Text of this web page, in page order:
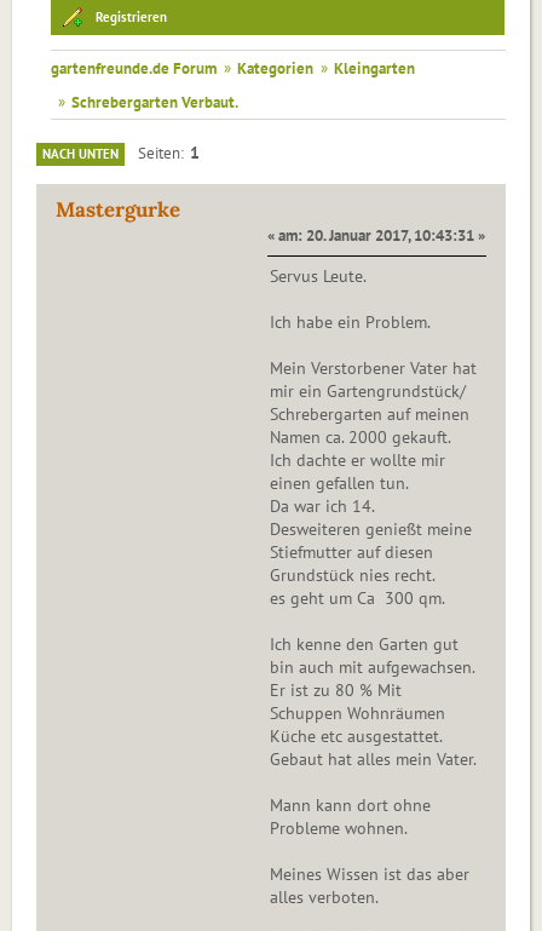
Registrieren
gartenfreunde.de Forum » Kategorien » Kleingarten
» Schrebergarten Verbaut.
NACH UNTEN Seiten 1
Mastergurke
« am: 20. Januar 2017, 10:43:31 »
Servus Leute.
Ich habe ein Problem.
Mein Verstorbener Vater hat
mir ein Gartengrundstück/
Schrebergarten auf meinen
Namen ca. 2000 gekauft.
Ich dachte er wollte mir
einen gefallen tun.
Da war ich 14.
Desweiteren genießt meine
Stiefmutter auf diesen
Grundstück nies recht.
es geht um Ca 300 qm.
Ich kenne den Garten gut
bin auch mit aufgewachsen.
Er ist zu 80 % Mit
Schuppen Wohnräumen
Küche etc ausgestattet.
Gebaut hat alles mein Vater.
Mann kann dort ohne
Probleme wohnen.
Meines Wissen ist das aber
alles verboten.